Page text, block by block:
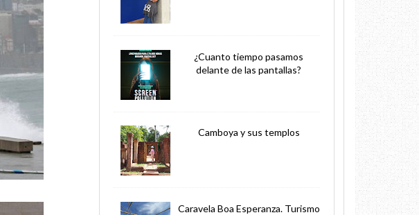
¿Cuanto tiempo pasamos
delante de las pantallas?
Camboya y sus templos
Caravela Boa Esperanza. Turismo